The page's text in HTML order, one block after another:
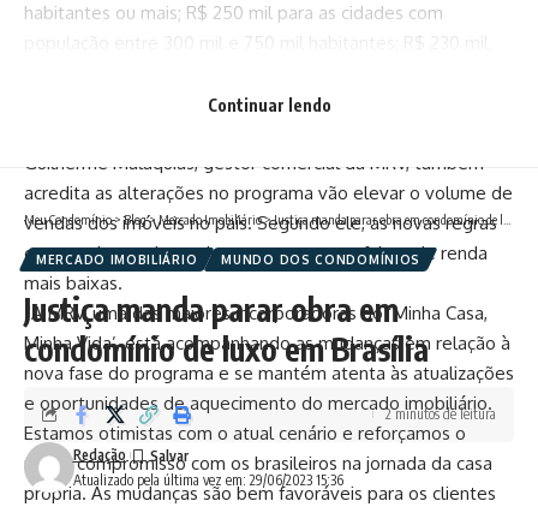
habitantes ou mais; R$ 250 mil para as cidades com
população entre 300 mil e 750 mil habitantes; R$ 230 mil
habitantes; e R$ 200 mil para cidades com população
Guilherme Malaquias, gestor comercial da MRV, também
acredita as alterações no programa vão elevar o volume de
vendas dos imóveis no país. Segundo ele, as novas regras
contemplam, sobretudo, as pessoas com faixas de renda
mais baixas.
“A MRV, uma das maiores incorporadoras do ‘Minha Casa,
Minha Vida’, está acompanhando as mudanças em relação à
nova fase do programa e se mantém atenta às atualizações
e oportunidades de aquecimento do mercado imobiliário.
Estamos otimistas com o atual cenário e reforçamos o
nosso compromisso com os brasileiros na jornada da casa
própria. As mudanças são bem favoráveis para os clientes
Continuar lendo
Meu Condomínio>Blog>Mercado Imobiliário>Justiça manda parar obra em condomínio de luxo em Brasília
MERCADO IMOBILIÁRIO MUNDO DOS CONDOMÍNIOS
Justiça manda parar obra em
condomínio de luxo em Brasília
Atualizado pela última vez em: 29/06/2023 15:36
Redação
2 minutos de leitura